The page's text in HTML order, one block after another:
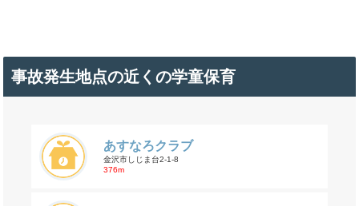
事故発生地点の近くの学童保育
あすなろクラブ
金沢市しじま台2-1-8
376m